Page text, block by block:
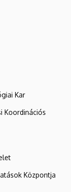
Kar
Koordinációs
Központja